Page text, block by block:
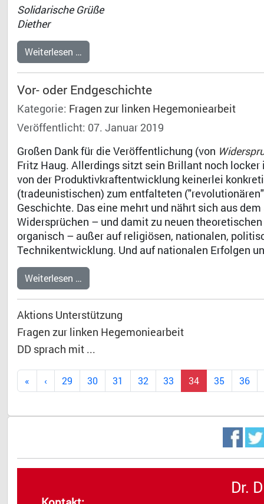
Dr.
Solidarische Grüße
Diether
Weiterlesen …
Vor- oder Endgeschichte
Kategorie: Fragen zur linken Hegemoniearbeit
Veröffentlicht: 07. Januar 2019
Großen Dank für die Veröffentlichung (von
Fritz Haug. Allerdings sitzt sein Brillant noch
von der Produktivkraftentwicklung keinerlei
(tradeunistischen) zum entfalteten
Geschichte. Das eine mehrt und nährt sich aus
Widersprüchen – und damit zu neuen
organisch – außer auf religiösen, nationalen,
Technikentwicklung. Und auf nationalen Erfolgen
Weiterlesen …
Aktions Unterstützung
Fragen zur linken Hegemoniearbeit
DD sprach mit ...
29 30 31 32 33 34 35 36